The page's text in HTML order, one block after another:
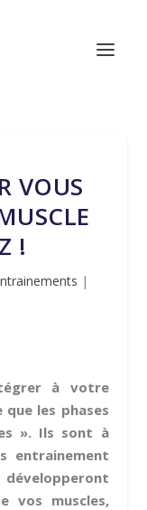
VOUS
!
|
à votre
les phases
». Ils sont à
entrainement
développeront
vos muscles,